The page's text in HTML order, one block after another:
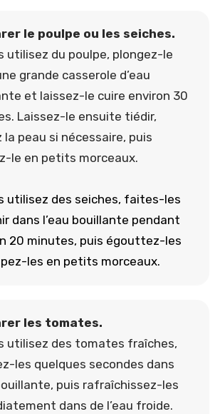
le poulpe ou les seiches.
utilisez du poulpe, plongez-le
grande casserole d’eau
et laissez-le cuire environ 30
Laissez-le ensuite tiédir,
la peau si nécessaire, puis
le en petits morceaux.
utilisez des seiches, faites-les
dans l’eau bouillante pendant
20 minutes, puis égouttez-les
les en petits morceaux.
les tomates.
utilisez des tomates fraîches,
les quelques secondes dans
puis rafraîchissez-les
dans de l’eau froide.